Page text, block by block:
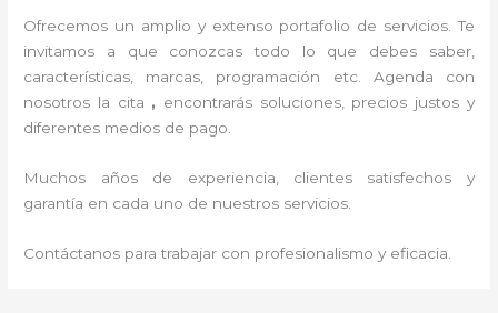
Ofrecemos un amplio y extenso portafolio de servicios. Te
invitamos a que conozcas todo lo que debes saber,
características, marcas, programación etc. Agenda con
nosotros la cita , encontrarás soluciones, precios justos y
diferentes medios de pago.
Muchos años de experiencia, clientes satisfechos y
garantía en cada uno de nuestros servicios.
Contáctanos para trabajar con profesionalismo y eficacia.